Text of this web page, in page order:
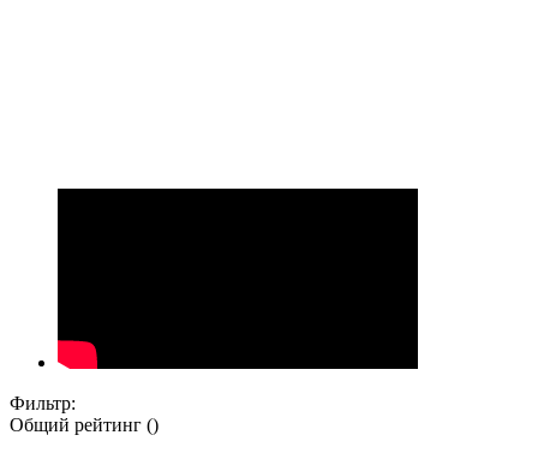
Фильтр:
Общий рейтинг ()